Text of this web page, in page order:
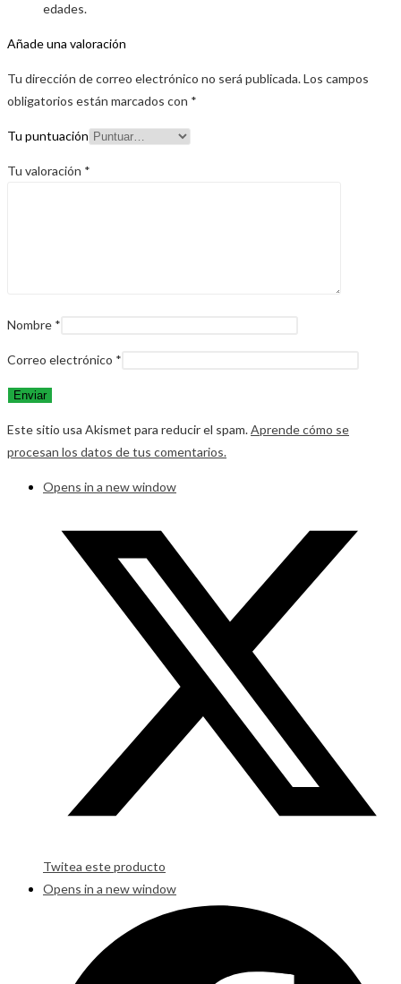
edades.
Añade una valoración
Tu dirección de correo electrónico no será publicada.Los campos
obligatorios están marcados con *
Tu puntuación
Tu valoración *
Nombre *
Correo electrónico *
Este sitio usa Akismet para reducir el spam.Aprende cómo se
procesan los datos de tus comentarios.
Opens in a new window
Twitea este producto
Opens in a new window